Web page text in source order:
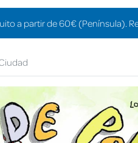
a partir de 60€ (Península).